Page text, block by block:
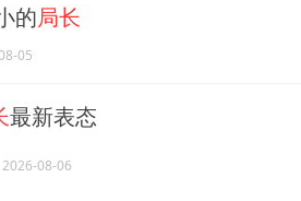
的局长
05
最新表态
2026-08-06